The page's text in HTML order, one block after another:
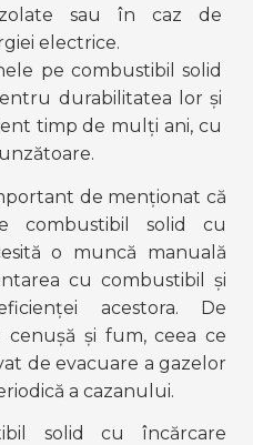
sau în caz de
electrice.
pe combustibil solid
durabilitatea lor și
timp de mulți ani, cu
de menționat că
combustibil solid cu
o muncă manuală
cu combustibil și
acestora. De
cenușă și fum, ceea ce
de evacuare a gazelor
a cazanului.
solid cu încărcare